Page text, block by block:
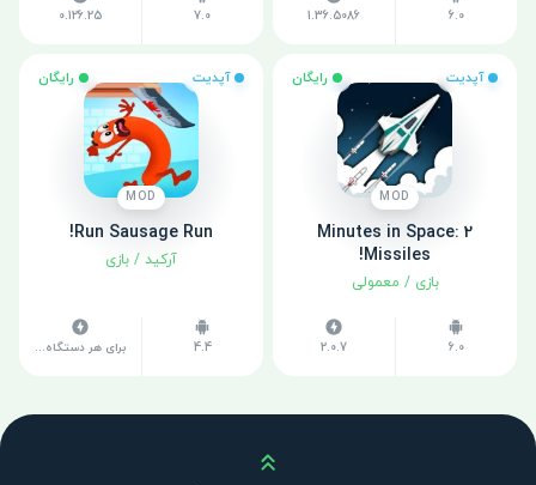
6.0
1.36.5086
7.0
0.126.25
آپدیت رایگان
MOD
2 Minutes in Space:
Missiles!
بازی / معمولی
6.0
2.0.7
آپدیت رایگان
MOD
Run Sausage Run!
آرکید / بازی
4.4 برای هر دستگاه متفاوت است
بالا